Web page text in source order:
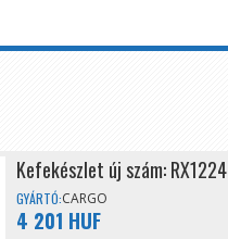
Kefekészlet új szám: RX1224
GYÁRTÓ:CARGO
4 201 HUF